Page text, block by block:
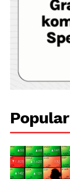
Popular